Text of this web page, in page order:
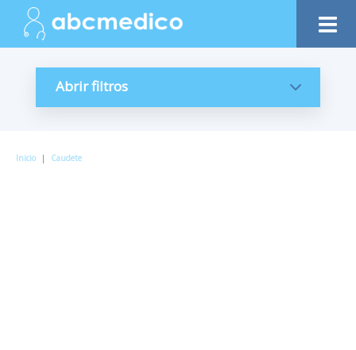
Abrir filtros
Inicio | Caudete